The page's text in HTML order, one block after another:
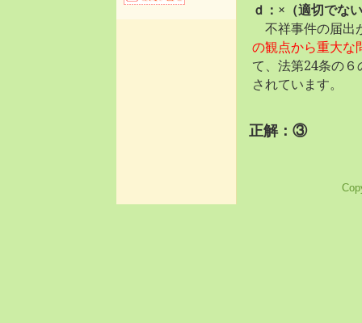
ｄ：×（適切でな
不祥事件の届出
の観点から重大な
て、法第24条の
されています。
正解：③